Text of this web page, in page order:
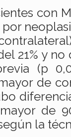
con
por
21% y
(p
de
de
la